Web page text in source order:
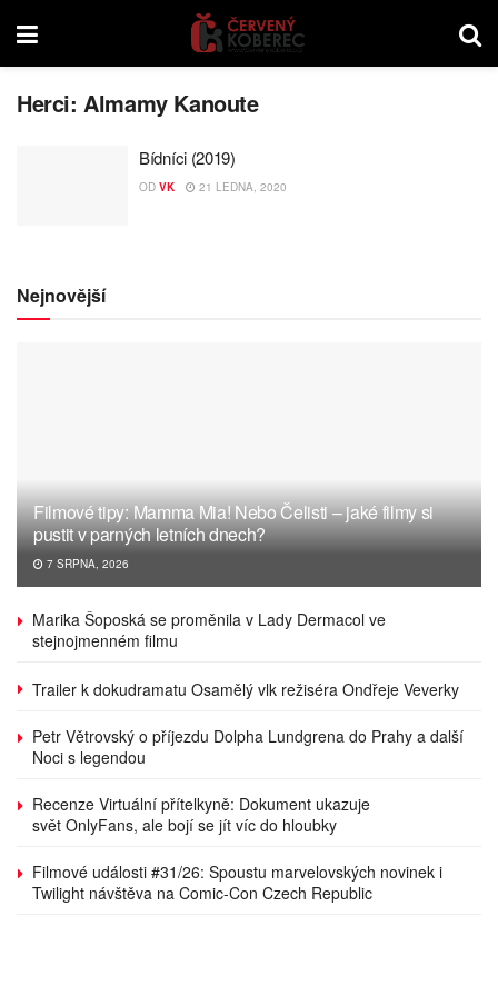
Herci:Almamy Kanoute
Bídníci (2019)
OD VK 21 LEDNA, 2020
Nejnovější
Filmové tipy: Mamma Mia! Nebo Čelisti – jaké filmy si
pustit v parných letních dnech?
7 SRPNA, 2026
Marika Šoposká se proměnila v Lady Dermacol ve
stejnojmenném filmu
Trailer k dokudramatu Osamělý vlk režiséra Ondřeje Veverky
Petr Větrovský o příjezdu Dolpha Lundgrena do Prahy a další
Noci s legendou
Recenze Virtuální přítelkyně: Dokument ukazuje
svět OnlyFans, ale bojí se jít víc do hloubky
Filmové události #31/26: Spoustu marvelovských novinek i
Twilight návštěva na Comic-Con Czech Republic